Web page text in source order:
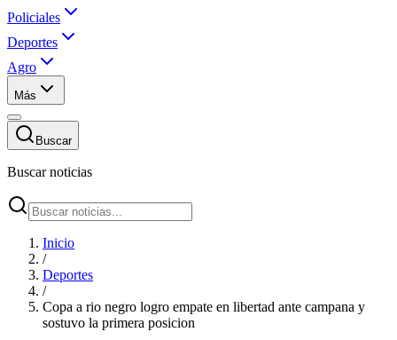
Policiales
Deportes
Agro
Más
Buscar
Buscar noticias
Inicio
/
Deportes
/
Copa a rio negro logro empate en libertad ante campana y
sostuvo la primera posicion